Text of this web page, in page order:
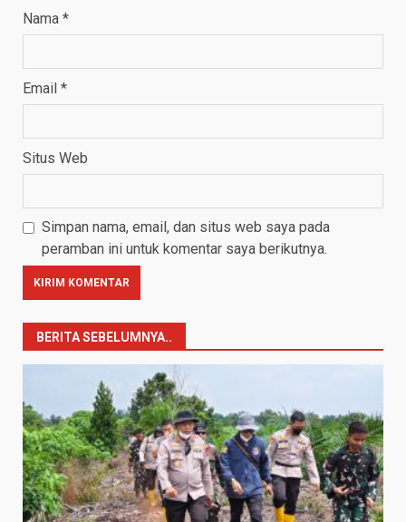
Nama *
Email *
Situs Web
Simpan nama, email, dan situs web saya pada
peramban ini untuk komentar saya berikutnya.
BERITA SEBELUMNYA..